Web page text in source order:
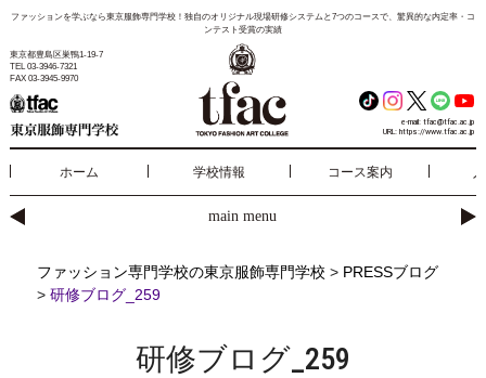
ファッションを学ぶなら東京服飾専門学校！独自のオリジナル現場研修システムと7つのコースで、驚異的な内定率・コ
ンテスト受賞の実績
東京都豊島区巣鴨1-19-7
TEL 03-3946-7321
FAX 03-3945-9970
e-mail: tfac@tfac.ac.jp
URL: https://www.tfac.ac.jp
ホーム 学校情報 コース案内
main menu
ファッション専門学校の東京服飾専門学校 > PRESSブログ
> 研修ブログ_259
研修ブログ_259